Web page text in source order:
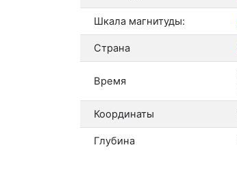
Шкала магнитуды:
Страна
Время
Координаты
Глубина